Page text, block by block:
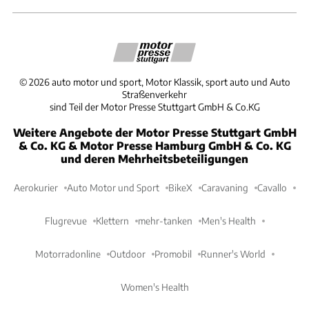
©2026 auto motor und sport, Motor Klassik, sport auto und Auto
Straßenverkehr
sind Teil der Motor Presse Stuttgart GmbH & Co.KG
Weitere Angebote der Motor Presse Stuttgart GmbH
& Co. KG & Motor Presse Hamburg GmbH & Co. KG
und deren Mehrheitsbeteiligungen
Aerokurier Auto Motor und Sport BikeX Caravaning Cavallo
Flugrevue Klettern mehr-tanken Men's Health
Motorradonline Outdoor Promobil Runner's World
Women's Health